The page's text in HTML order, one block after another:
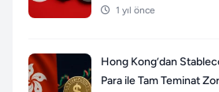
1 yıl önce
Hong Kong’dan
Para ile Tam Teminat